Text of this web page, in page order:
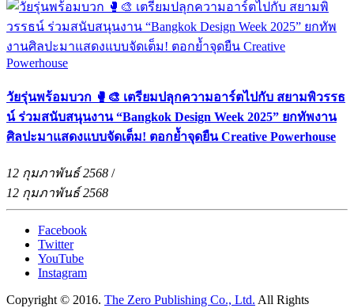
วัยรุ่นพร้อมบวก 🥊🎨 เตรียมปลุกความอาร์ตไปกับ สยามพิวรรธ
น์ ร่วมสนับสนุนงาน “Bangkok Design Week 2025” ยกทัพงาน
ศิลปะมาแสดงแบบจัดเต็ม! ตอกย้ำจุดยืน Creative Powerhouse
12 กุมภาพันธ์ 2568 /
12 กุมภาพันธ์ 2568
Facebook
Twitter
YouTube
Instagram
Copyright © 2016. The Zero Publishing Co., Ltd. All Rights